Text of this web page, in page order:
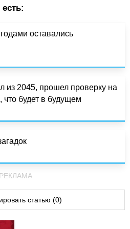
оставались
из 2045, прошел проверку на
что будет в будущем
РЕКЛАМА
статью (0)